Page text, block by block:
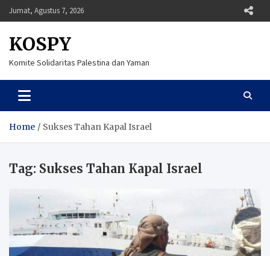
Skip
to
Jumat, Agustus 7, 2026
KOSPY
Komite Solidaritas Palestina dan Yaman
Home Sukses Tahan Kapal Israel
Tag: Sukses Tahan Kapal Israel